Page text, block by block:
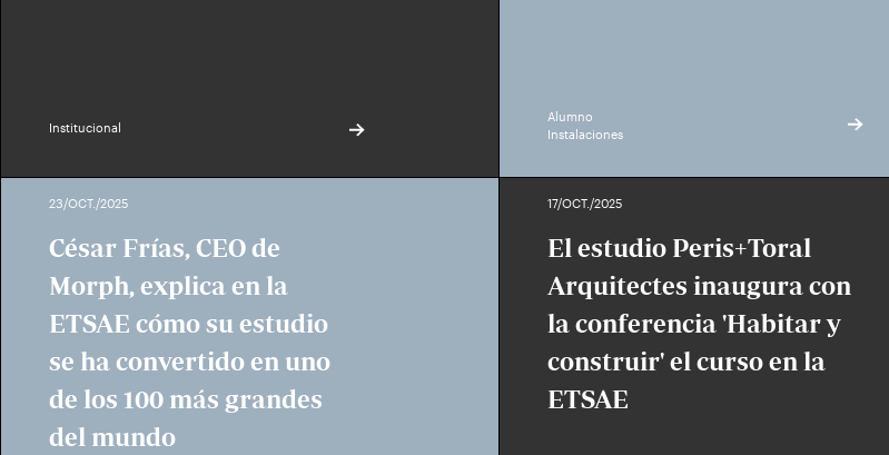
Institucional
Alumno
Instalaciones
23/OCT./2025
César Frías, CEO de
Morph, explica en la
ETSAE cómo su estudio
se ha convertido en uno
de los 100 más grandes
del mundo
17/OCT./2025
El estudio Peris+Toral
Arquitectes inaugura con
la conferencia 'Habitar y
construir' el curso en la
ETSAE